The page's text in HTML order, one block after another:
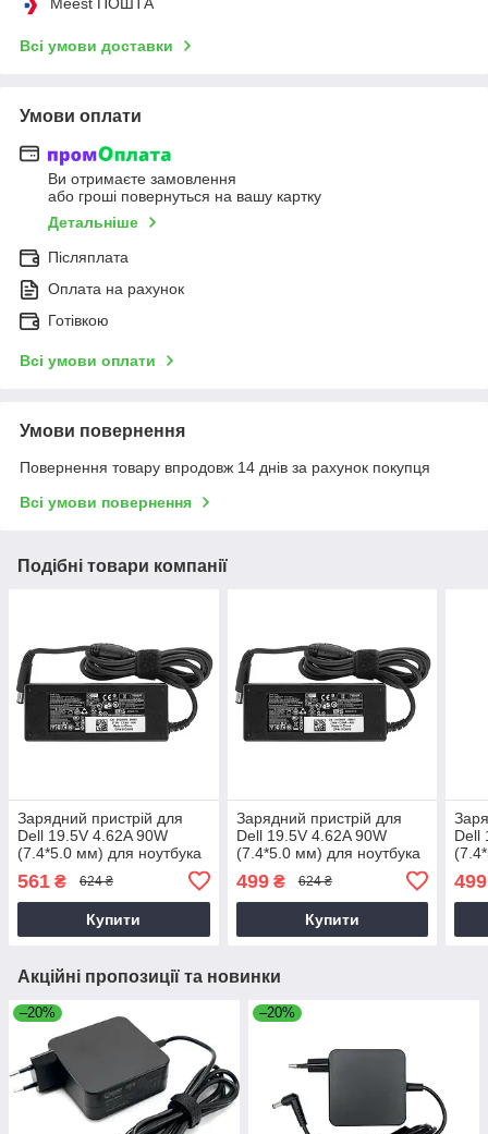
Всі умови доставки
Умови оплати
Ви отримаєте замовлення
або гроші повернуться на вашу картку
Детальніше
Післяплата
Оплата на рахунок
Готівкою
Всі умови оплати
Умови повернення
Повернення товару впродовж 14 днів за рахунок покупця
Всі умови повернення
Подібні товари компанії
Зарядний пристрій для
Dell 19.5V 4.62A 90W
(7.4*5.0 мм) для ноутбука
P63G, P63G002 90W
561 ₴ 624 ₴
Купити
Зарядний пристрій для
Dell 19.5V 4.62A 90W
(7.4*5.0 мм) для ноутбука
499₴ 624 ₴
Купити
Dell
499
Акційні пропозиції та новинки
–20% –20%